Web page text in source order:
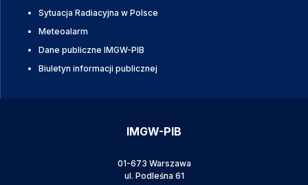
Sytuacja Radiacyjna w Polsce
Meteoalarm
Dane publiczne IMGW-PIB
Biuletyn informacji publicznej
IMGW-PIB
01-673 Warszawa
ul. Podleśna 61